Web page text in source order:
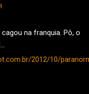
na franquia. Pô, o
2012/10/